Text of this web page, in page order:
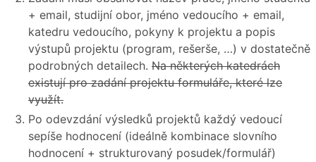
+ email, studijní obor, jméno vedoucího + email,
katedru vedoucího, pokyny k projektu a popis
výstupů projektu (program, rešerše, …) v dostatečně
podrobných detailech. Na některých katedrách
existují pro zadání projektu formuláře, které lze
využít.
Po odevzdání výsledků projektů každý vedoucí
sepíše hodnocení (ideálně kombinace slovního
hodnocení + strukturovaný posudek/formulář)